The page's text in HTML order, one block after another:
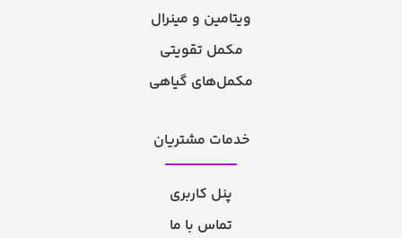
ویتامین و مینرال
مکمل تقویتی
مکمل‌های گیاهی
خدمات مشتریان
پنل کاربری
تماس با ما